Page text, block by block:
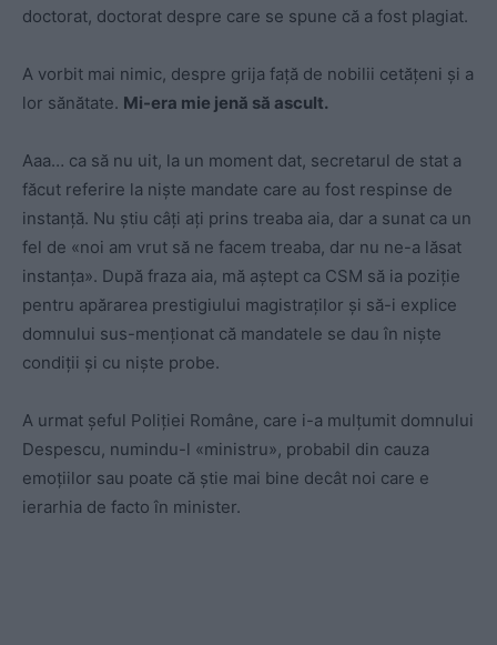
doctorat, doctorat despre care se spune că a fost plagiat.
A vorbit mai nimic, despre grija față de nobilii cetățeni și a
lor sănătate. Mi-era mie jenă să ascult.
Aaa… ca să nu uit, la un moment dat, secretarul de stat a
făcut referire la niște mandate care au fost respinse de
instanță. Nu știu câți ați prins treaba aia, dar a sunat ca un
fel de «noi am vrut să ne facem treaba, dar nu ne-a lăsat
instanța». După fraza aia, mă aștept ca CSM să ia poziție
pentru apărarea prestigiului magistraților și să-i explice
domnului sus-menționat că mandatele se dau în niște
condiții și cu niște probe.
A urmat șeful Poliției Române, care i-a mulțumit domnului
Despescu, numindu-l «ministru», probabil din cauza
emoțiilor sau poate că știe mai bine decât noi care e
ierarhia de facto în minister.